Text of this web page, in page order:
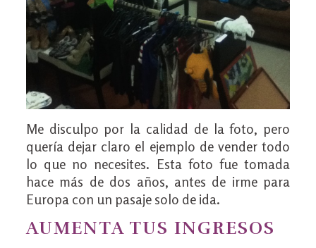
Me disculpo por la calidad de la foto, pero
quería dejar claro el ejemplo de vender todo
lo que no necesites. Esta foto fue tomada
hace más de dos años, antes de irme para
Europa con un pasaje solo de ida.
AUMENTA TUS INGRESOS